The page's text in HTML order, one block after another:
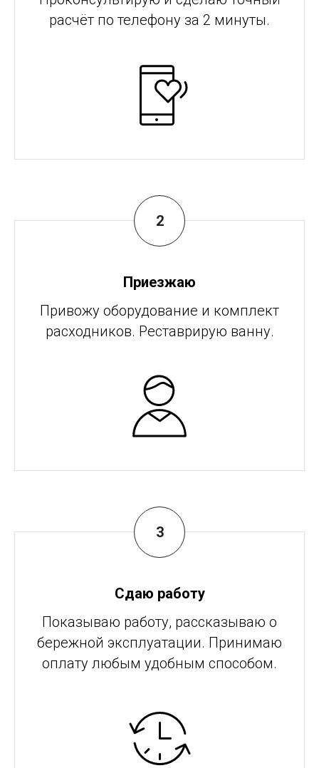
расчёт по телефону за 2 минуты.
Приезжаю
Привожу оборудование и комплект
расходников. Реставрирую ванну.
Сдаю работу
Показываю работу, рассказываю о
бережной эксплуатации. Принимаю
оплату любым удобным способом.